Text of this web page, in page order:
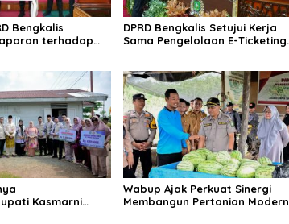
Bengkalis
terhadap
DPRD Bengkalis Setujui Kerja
Sama Pengelolaan E-Ticketing
Kasmarni
Wabup Ajak Perkuat Sinergi
Membangun Pertanian Modern